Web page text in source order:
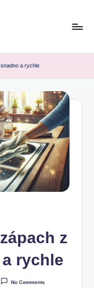
a rychle
z
rychle
No Comments